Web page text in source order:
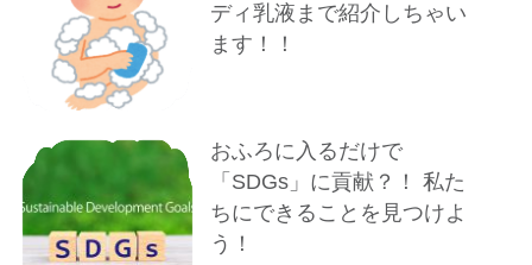
ディ乳液まで紹介しちゃい
ます！！
おふろに入るだけで
「SDGs」に貢献？！ 私た
ちにできることを見つけよ
う！